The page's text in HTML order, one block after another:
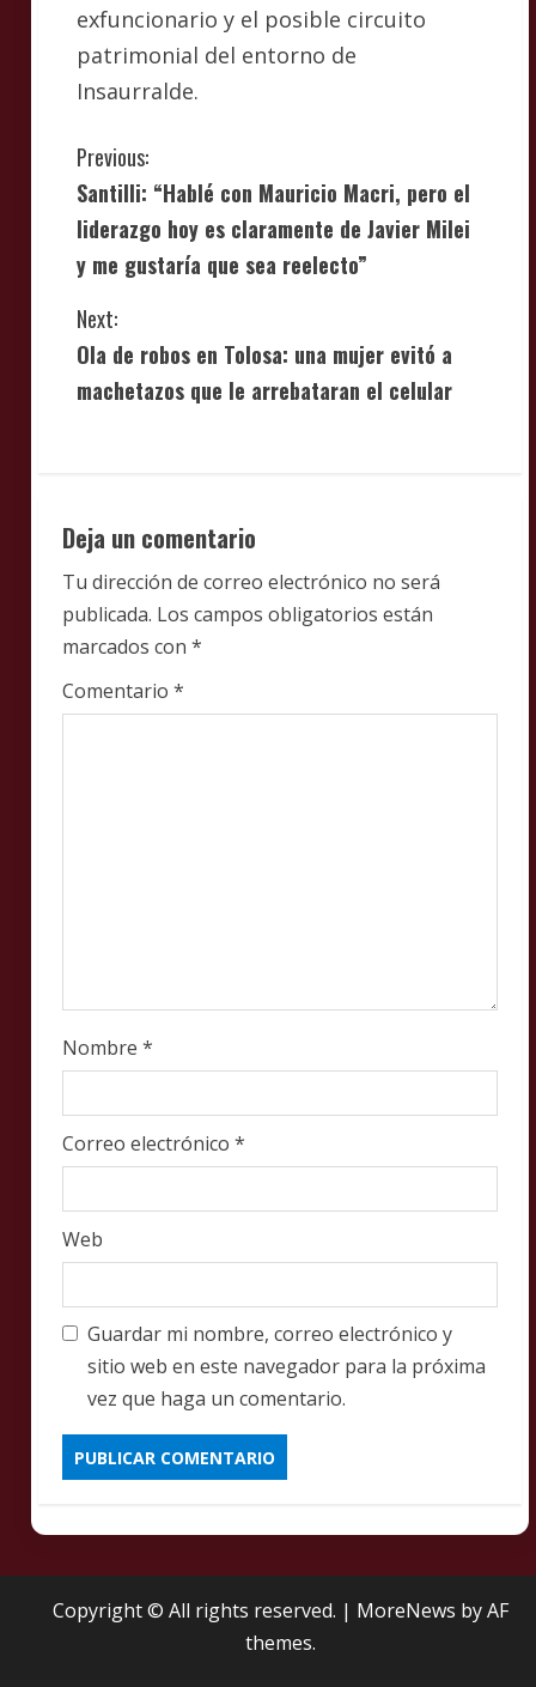
exfuncionario y el posible circuito
patrimonial del entorno de
Insaurralde.
C
o
n
t
i
n
e
R
e
a
d
Previous:
Santilli: “Hablé con Mauricio Macri, pero el
liderazgo hoy es claramente de Javier Milei
y me gustaría que sea reelecto”
Next:
Ola de robos en Tolosa: una mujer evitó a
machetazos que le arrebataran el celular
Deja un comentario
Tu dirección de correo electrónico no será
publicada. Los campos obligatorios están
marcados con *
Comentario *
Nombre *
Correo electrónico *
Web
Guardar mi nombre, correo electrónico y
sitio web en este navegador para la próxima
vez que haga un comentario.
Copyright © All rights reserved. | MoreNews by AF
themes.